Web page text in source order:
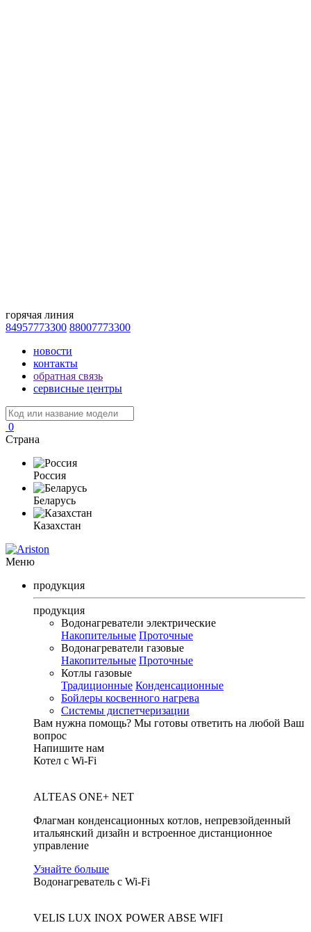
горячая линия
84957773300 88007773300
новости
контакты
обратная связь
сервисные центры
0
Страна
Россия
Беларусь
Казахстан
Меню
продукция
продукция
Водонагреватели электрические
Накопительные Проточные
Водонагреватели газовые
Накопительные Проточные
Котлы газовые
Традиционные Конденсационные
Бойлеры косвенного нагрева
Системы диспетчеризации
Вам нужна помощь? Мы готовы ответить на любой Ваш
вопрос
Напишите нам
Котел с Wi-Fi
ALTEAS ONE+ NET
Флагман конденсационных котлов, непревзойденный
итальянский дизайн и встроенное дистанционное
управление
Узнайте больше
Водонагреватель с Wi-Fi
VELIS LUX INOX POWER ABSE WIFI